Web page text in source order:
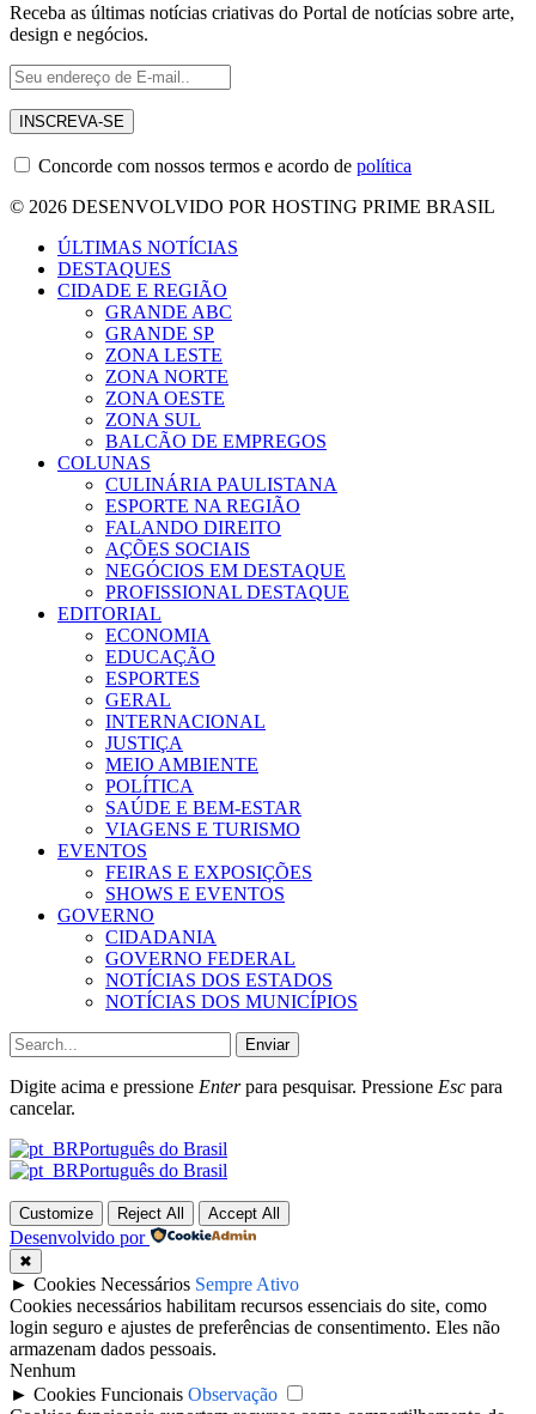
Receba as últimas notícias criativas do Portal de notícias sobre arte,
design e negócios.
Concorde com nossos termos e acordo de política
© 2026 DESENVOLVIDO POR HOSTING PRIME BRASIL
ÚLTIMAS NOTÍCIAS
DESTAQUES
CIDADE E REGIÃO
GRANDE ABC
GRANDE SP
ZONA LESTE
ZONA NORTE
ZONA OESTE
ZONA SUL
BALCÃO DE EMPREGOS
COLUNAS
CULINÁRIA PAULISTANA
ESPORTE NA REGIÃO
FALANDO DIREITO
AÇÕES SOCIAIS
NEGÓCIOS EM DESTAQUE
PROFISSIONAL DESTAQUE
EDITORIAL
ECONOMIA
EDUCAÇÃO
ESPORTES
GERAL
INTERNACIONAL
JUSTIÇA
MEIO AMBIENTE
POLÍTICA
SAÚDE E BEM-ESTAR
VIAGENS E TURISMO
EVENTOS
FEIRAS E EXPOSIÇÕES
SHOWS E EVENTOS
GOVERNO
CIDADANIA
GOVERNO FEDERAL
NOTÍCIAS DOS ESTADOS
NOTÍCIAS DOS MUNICÍPIOS
Enviar
Digite acima e pressione Enterpara pesquisar. Pressione Esc para
cancelar.
Português do Brasil
Português do Brasil
Customize Reject All Accept All
Desenvolvido por
✖
► Cookies Necessários Sempre Ativo
Cookies necessários habilitam recursos essenciais do site, como
login seguro e ajustes de preferências de consentimento. Eles não
armazenam dados pessoais.
Nenhum
► Cookies Funcionais Observação